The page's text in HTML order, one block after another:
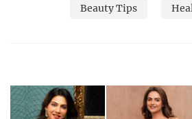
Beauty Tips